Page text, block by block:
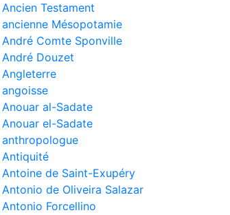
Ancien Testament
ancienne Mésopotamie
André Comte Sponville
André Douzet
Angleterre
angoisse
Anouar al-Sadate
Anouar el-Sadate
anthropologue
Antiquité
Antoine de Saint-Exupéry
Antonio de Oliveira Salazar
Antonio Forcellino